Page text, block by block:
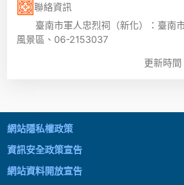
聯絡資訊
臺南市軍人忠烈祠（新化）：臺南
風景區、06-2153037
更新時
網站隱私權政策
資訊安全政策宣告
網站資料開放宣告